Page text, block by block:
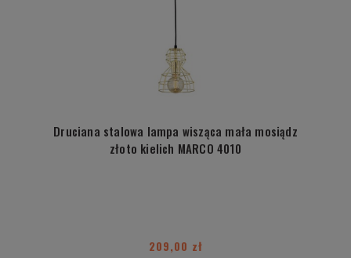
Druciana stalowa lampa wisząca mała mosiądz
złoto kielich MARCO 4010
209,00 zł